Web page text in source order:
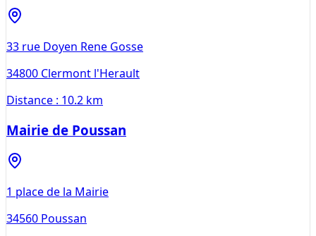
33 rue Doyen Rene Gosse
34800 Clermont l'Herault
Distance : 10.2 km
Mairie de Poussan
1 place de la Mairie
34560 Poussan